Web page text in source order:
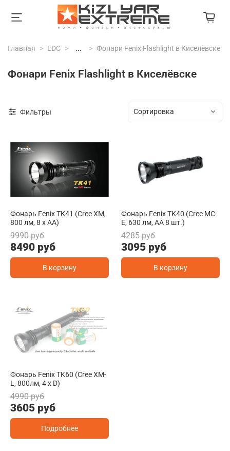
Главная EDC ... Фонари Fenix Flashlight в Киселёвске
Фонари Fenix Flashlight в Киселёвске
Фильтры
Фонарь Fenix TK41 (Cree XM,
800 лм, 8 х АА)
9990 руб
8490 руб
В корзину
Фонарь Fenix TK40 (Cree MC-
E, 630 лм, AA 8 шт.)
4285 руб
3095 руб
В корзину
Фонарь Fenix TK60 (Cree XM-
L, 800лм, 4 x D)
4990 руб
3605 руб
Подробнее